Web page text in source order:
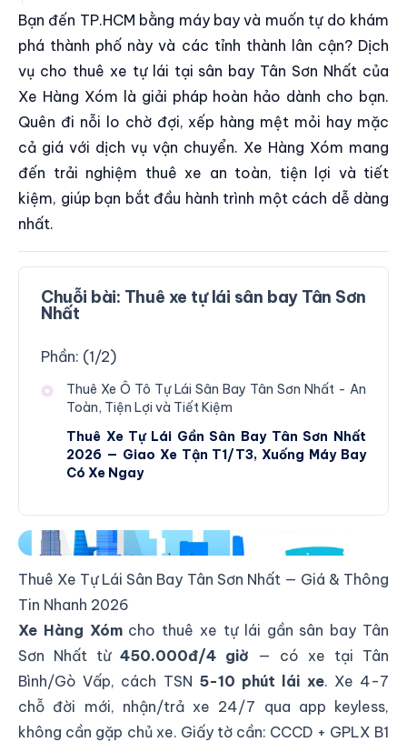
Bạn đến TP.HCM bằng máy bay và muốn tự do khám
phá thành phố này và các tỉnh thành lân cận? Dịch
vụ cho thuê xe tự lái tại sân bay Tân Sơn Nhất của
Xe Hàng Xóm là giải pháp hoàn hảo dành cho bạn.
Quên đi nỗi lo chờ đợi, xếp hàng mệt mỏi hay mặc
cả giá với dịch vụ vận chuyển. Xe Hàng Xóm mang
đến trải nghiệm thuê xe an toàn, tiện lợi và tiết
kiệm, giúp bạn bắt đầu hành trình một cách dễ dàng
nhất.
Chuỗi bài: Thuê xe tự lái sân bay Tân Sơn
Nhất
Phần: (1/2)
Thuê Xe Ô Tô Tự Lái Sân Bay Tân Sơn Nhất - An
Toàn, Tiện Lợi và Tiết Kiệm
Thuê Xe Tự Lái Gần Sân Bay Tân Sơn Nhất
2026 — Giao Xe Tận T1/T3, Xuống Máy Bay
Có Xe Ngay
Đáp máy bay có ngay Xe Hàng Xóm
Thuê Xe Tự Lái Sân Bay Tân Sơn Nhất — Giá & Thông
Tin Nhanh 2026
Xe Hàng Xómcho thuê xe tự lái gần sân bay Tân
Sơn Nhất từ 450.000đ/4 giờ — có xe tại Tân
Bình/Gò Vấp, cách TSN 5-10 phút lái xe. Xe 4-7
chỗ đời mới, nhận/trả xe 24/7 qua app keyless,
không cần gặp chủ xe. Giấy tờ cần: CCCD + GPLX B1